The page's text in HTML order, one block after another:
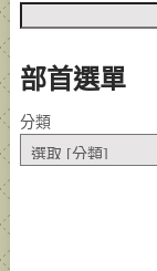
部首選單
分類